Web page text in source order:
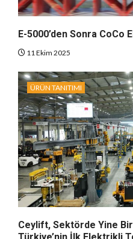
E-5000’den Sonra
11 Ekim 2025
ÜRÜN TANITIMI
Ceylift, Sektörde Yine